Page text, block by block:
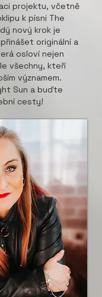
projektu, včetně
k písni The
nový krok je
originální a
osloví nejen
všechny, kteří
významem.
Sun a buďte
cesty!